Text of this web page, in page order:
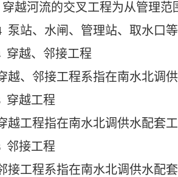
穿越河流的交叉工程为从管理
泵站、水闸、管理站、取水口
穿越、邻接工程
越、邻接工程系指在南水北调
穿越工程
越工程指在南水北调供水配套
邻接工程
接工程系指在南水北调供水配